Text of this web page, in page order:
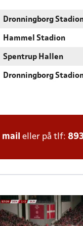
Dronningborg
Hammel Stadion
Spentrup Hallen
Dronningborg
mail eller på tlf: